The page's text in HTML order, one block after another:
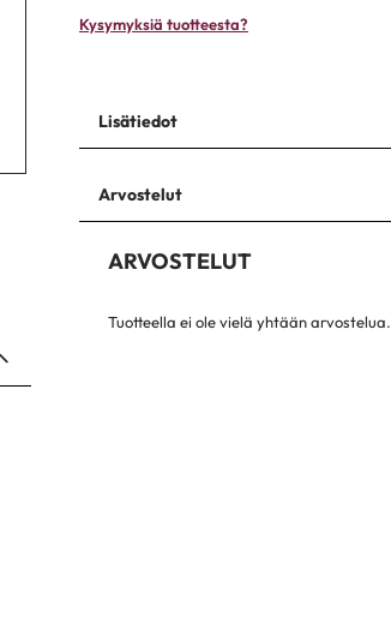
Kysymyksiä tuotteesta?
Lisätiedot
Arvostelut
ARVOSTELUT
Tuotteella ei ole vielä yhtään arvostelua.